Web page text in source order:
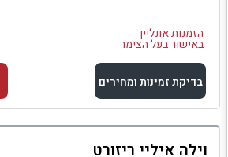
הזמנות אונליין
באישור בעל הצימר
בדיקת זמינות ומחירים
למתחם זה
וילה איליי ריזורט